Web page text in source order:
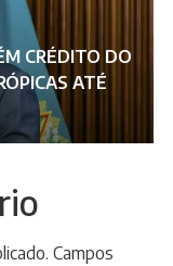
CRÉDITO DO
ATÉ
Campos